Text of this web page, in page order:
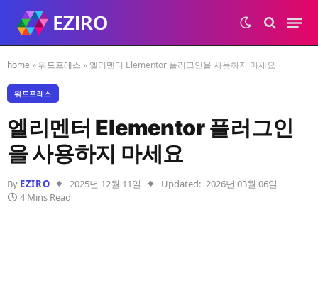
home »워드프레스 » 엘리멘터 Elementor 플러그인을 사용하지 마세요
워드프레스
엘리멘터 Elementor 플러그인
을 사용하지 마세요
By EZIRO 2025년 12월 11일 Updated: 2026년 03월 06일
4 Mins Read